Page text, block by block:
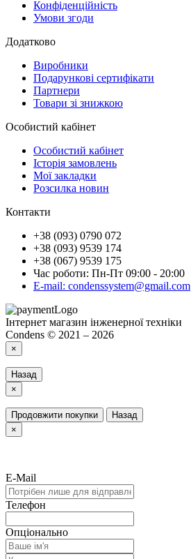
Конфіденційність
Умови згоди
Додатково
Виробники
Подарункові сертифікати
Партнери
Товари зі знижкою
Особистий кабінет
Особистий кабінет
Історія замовлень
Мої закладки
Розсилка новин
Контакти
+38 (093) 0790 072
+38 (093) 9539 174
+38 (067) 9539 175
Час роботи: Пн-Пт 09:00 - 20:00
E-mail: condenssystem@gmail.com
Інтернет магазин інженерної техніки
Condens © 2021 – 2026
×
Назад
×
Продовжити покупки
Назад
×
E-Mail
Телефон
Опціонально